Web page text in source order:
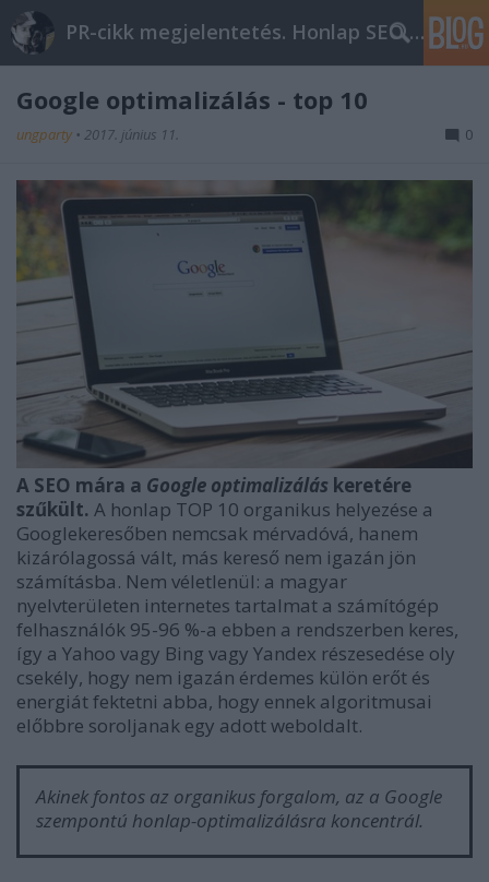
PR-cikk megjelentetés. Honlap SEO optimalizálás
Google optimalizálás - top 10
ungparty • 2017. június 11. 0
A SEO mára a Google optimalizálás keretére
szűkült. A honlap TOP 10 organikus helyezése a
Googlekeresőben nemcsak mérvadóvá, hanem
kizárólagossá vált, más kereső nem igazán jön
számításba. Nem véletlenül: a magyar
nyelvterületen internetes tartalmat a számítógép
felhasználók 95-96 %-a ebben a rendszerben keres,
így a Yahoo vagy Bing vagy Yandex részesedése oly
csekély, hogy nem igazán érdemes külön erőt és
energiát fektetni abba, hogy ennek algoritmusai
előbbre soroljanak egy adott weboldalt.
Akinek fontos az organikus forgalom, az a Google
szempontú honlap-optimalizálásra koncentrál.